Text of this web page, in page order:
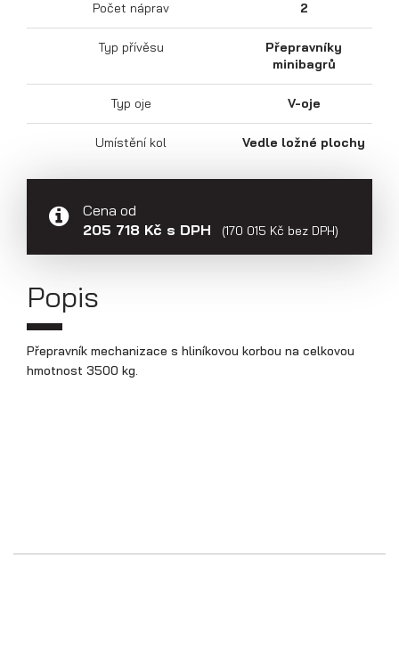
Sklápěcí přívěsy
Počet náprav 2
Typ přívěsu
Přepravníky
minibagrů
Typ oje V-oje
Umístění kol Vedle ložné plochy
Cena od
205 718 Kč s DPH
(170 015 Kč bez DPH)
Popis
Přepravník mechanizace s hliníkovou korbou na celkovou
hmotnost 3500 kg.